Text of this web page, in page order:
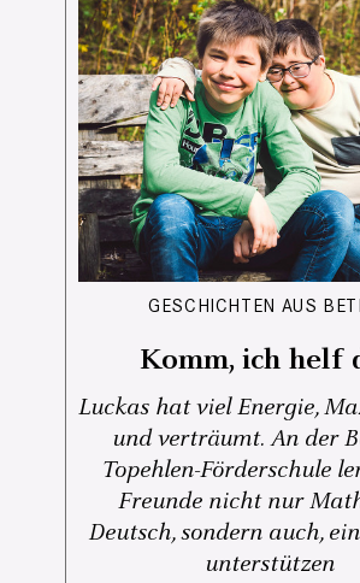
GESCHICHTEN AUS
Komm, ich helf
Luckas hat viel Energie,
und verträumt. An der
Topehlen-Förderschule
Freunde nicht nur
Deutsch, sondern auch,
unterstützen